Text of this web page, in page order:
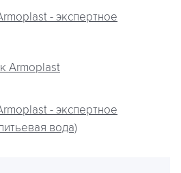
- экспертное
Armoplast
- экспертное
вода)